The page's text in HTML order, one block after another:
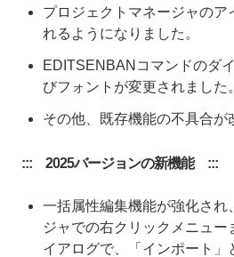
プロジェクトマネージャのア
れるようになりました。
EDITSENBANコマンドのダ
びフォントが変更されました。
その他、既存機能の不具合が
::: 2025バージョンの新機能 :::
一括属性編集機能が強化され
ジャでの右クリックメニュ
イアログで、「インポート」